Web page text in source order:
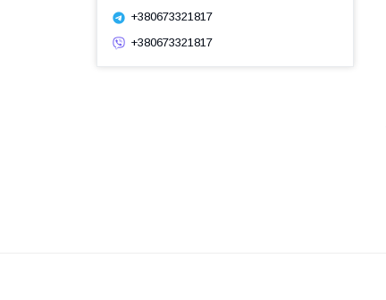
+380673321817
+380673321817